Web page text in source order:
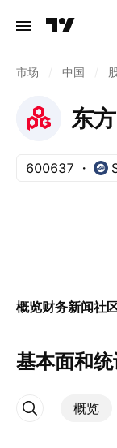
市场 中国
东
600637
概览财务新闻社
基本面和
概览
更多